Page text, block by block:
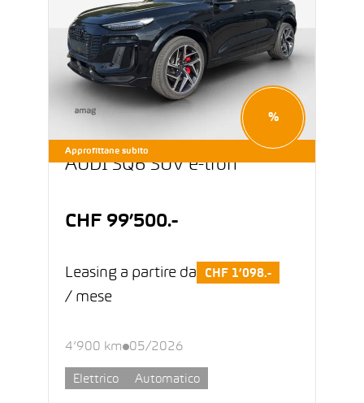
Approfittane subito
%
AUDI SQ6 SUV e-tron
CHF 99’500.-
Leasing a partire da CHF 1’098.-
/ mese
4’900 km 05/2026
Elettrico Automatico